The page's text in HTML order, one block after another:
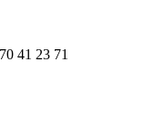
41 23 71